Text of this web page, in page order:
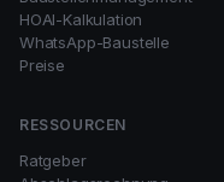
HOAI-Kalkulation
WhatsApp-Baustelle
Preise
RESSOURCEN
Ratgeber